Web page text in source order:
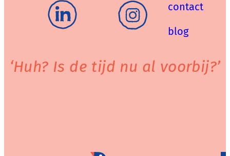
contact
blog
‘Huh? Is de tijd nu al voorbij?’